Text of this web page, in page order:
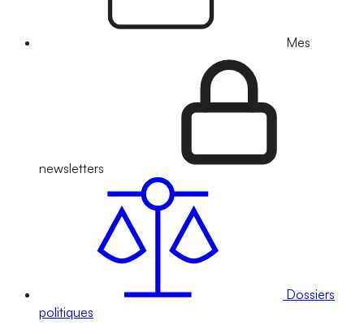
Mes
newsletters
Dossiers
politiques